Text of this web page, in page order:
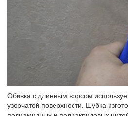
Обивка с длинным ворсом
узорчатой поверхности. Шубка